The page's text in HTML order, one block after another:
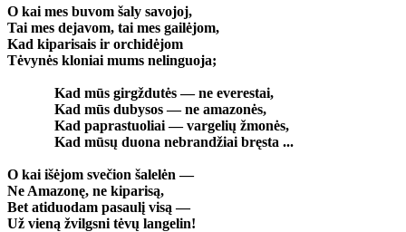
O kai mes buvom šaly savojoj,
Tai mes dejavom, tai mes gailėjom,
Kad kiparisais ir orchidėjom
Tėvynės kloniai mums nelinguoja;
Kad mūs girgždutės — ne everestai,
Kad mūs dubysos — ne amazonės,
Kad paprastuoliai — vargelių žmonės,
Kad mūsų duona nebrandžiai bręsta ...
O kai išėjom svečion šalelėn —
Ne Amazonę, ne kiparisą,
Bet atiduodam pasaulį visą —
Už vieną žvilgsni tėvų langelin!